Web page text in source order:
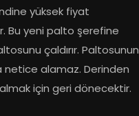
yüksek fiyat
Bu yeni palto şerefine
çaldırır. Paltosunun
netice alamaz. Derinden
için geri dönecektir.